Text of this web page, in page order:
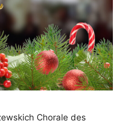
Chorale des